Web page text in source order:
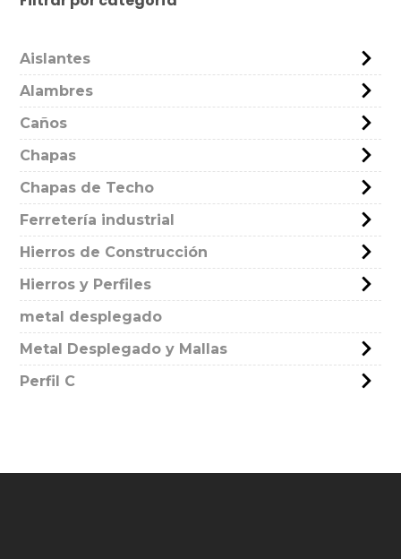
Aislantes
Alambres
Caños
Chapas
Chapas de Techo
Ferretería industrial
Hierros de Construcción
Hierros y Perfiles
metal desplegado
Metal Desplegado y Mallas
Perfil C